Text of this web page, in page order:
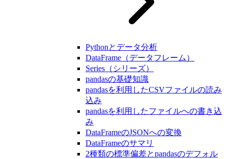
Pythonとデータ分析
DataFrame（データフレーム）
Series（シリーズ）
pandasの基礎知識
pandasを利用したCSVファイルの読み
込み
pandasを利用したファイルへの書き込
み
DataFrameのJSONへの変換
DataFrameのサマリ
2種類の標準偏差とpandasのデフォル